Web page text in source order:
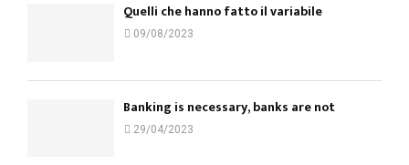
Quelli che hanno fatto il variabile
09/08/2023
Banking is necessary, banks are not
29/04/2023